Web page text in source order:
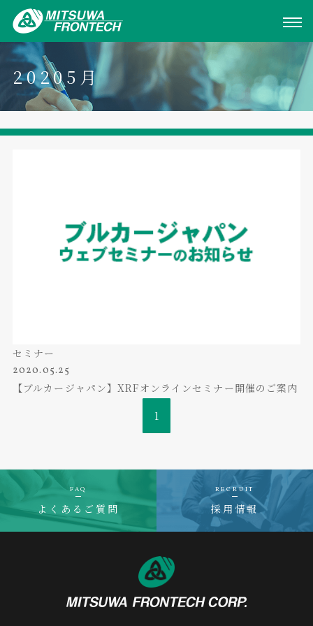
20205月
セミナー
2020.05.25
【ブルカージャパン】XRFオンラインセミナー開催のご案内
1
FAQ
よくあるご質問
RECRUIT
採用情報